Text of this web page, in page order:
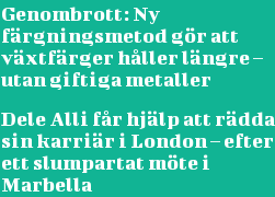
Genombrott: Ny
färgningsmetod gör att
växtfärger håller längre –
utan giftiga metaller
Dele Alli får hjälp att rädda
sin karriär i London – efter
ett slumpartat möte i
Marbella